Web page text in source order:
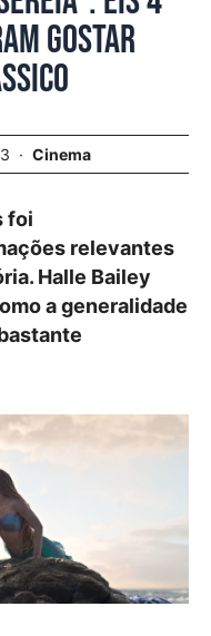
gostar
Cinema
foi
relevantes
Halle Bailey
a generalidade